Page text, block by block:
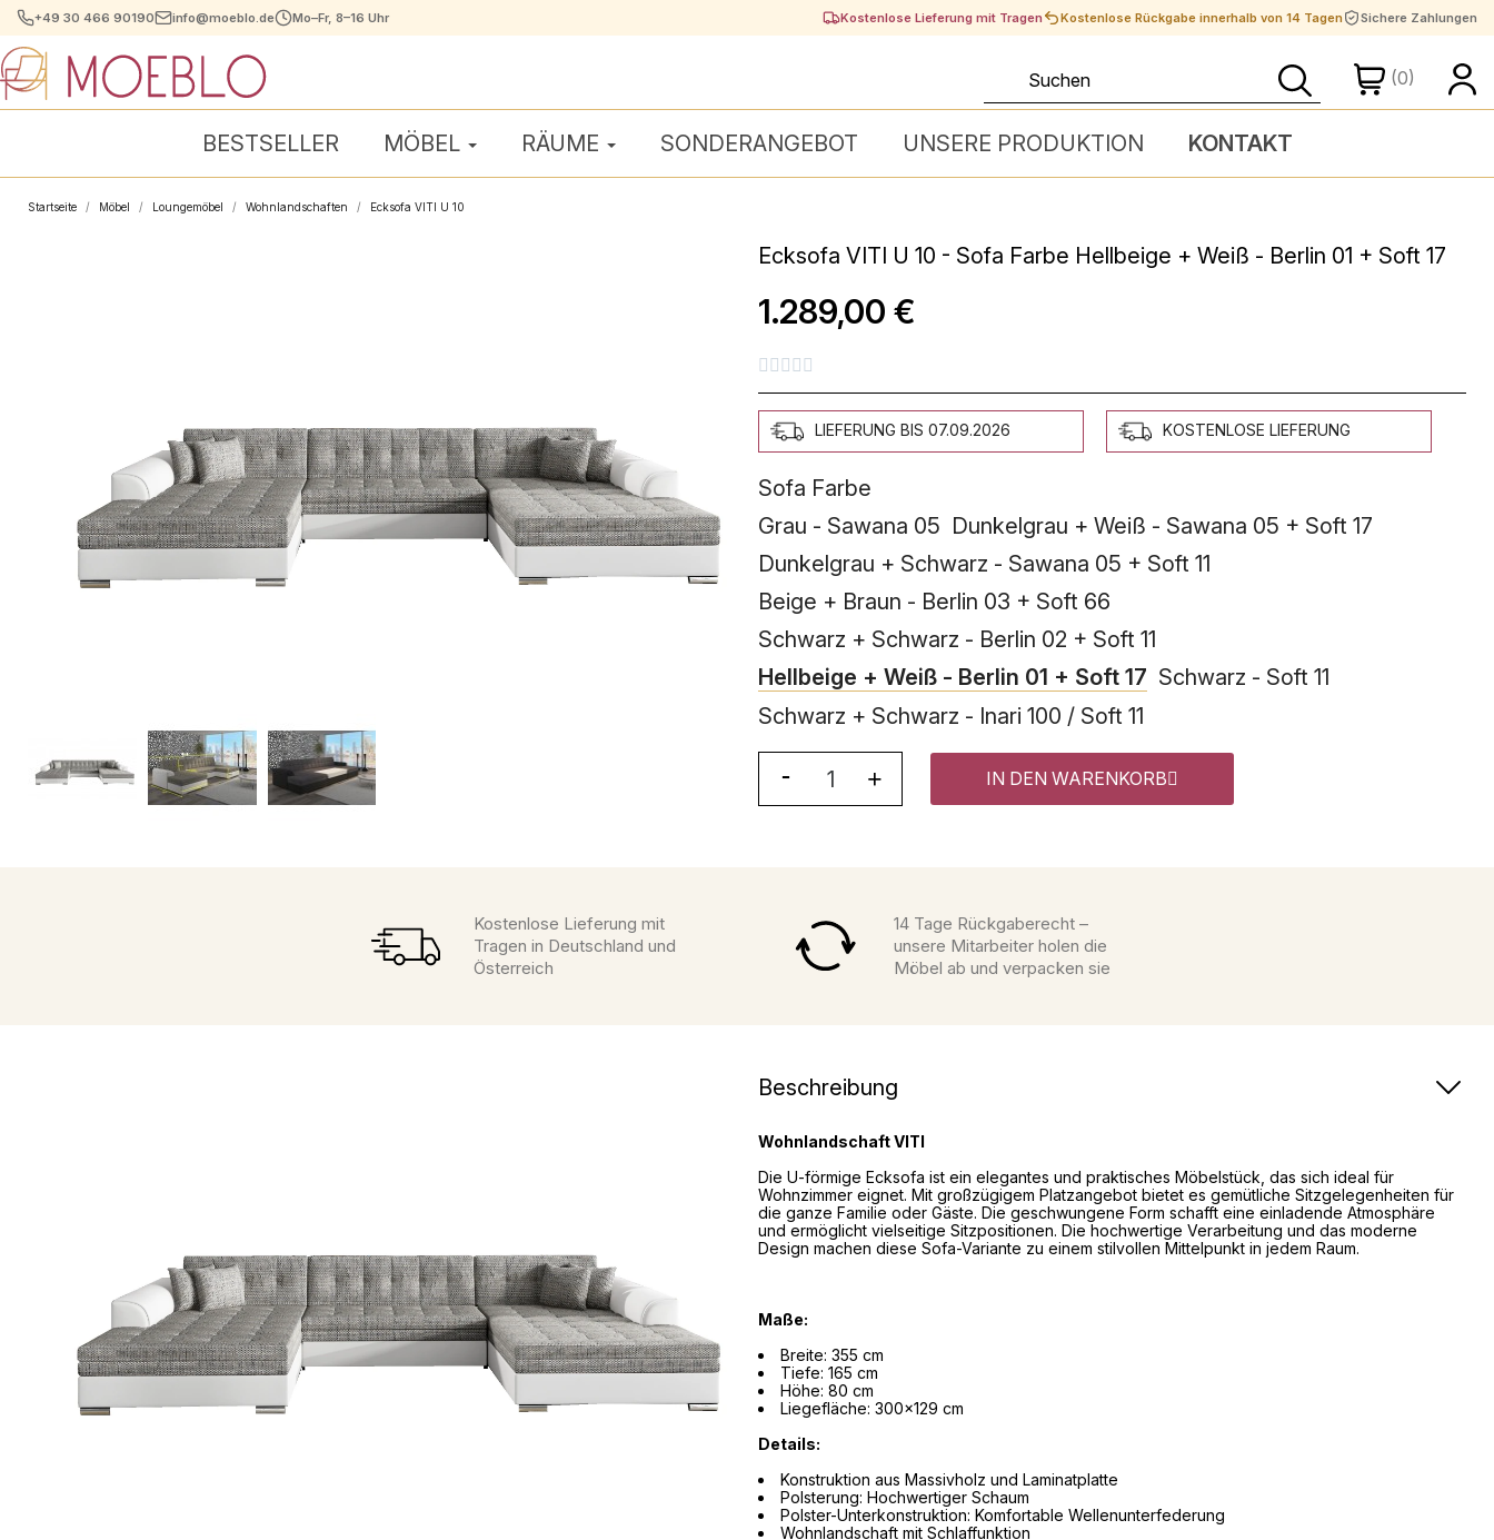
+49 30 466 90190 info@moeblo.de Mo–Fr, 8–16 Uhr Kostenlose Lieferung mit Tragen Kostenlose Rückgabe innerhalb von 14 Tagen Sichere Zahlungen
(0)
BESTSELLER MÖBEL RÄUME SONDERANGEBOT UNSERE PRODUKTION KONTAKT
Startseite Möbel Loungemöbel Wohnlandschaften Ecksofa VITI U 10
Ecksofa VITI U 10 - Sofa Farbe Hellbeige + Weiß - Berlin 01 + Soft 17
1.289,00 €
    
LIEFERUNG BIS 07.09.2026 KOSTENLOSE LIEFERUNG
Sofa Farbe
Grau - Sawana 05 Dunkelgrau + Weiß - Sawana 05 + Soft 17
Dunkelgrau + Schwarz - Sawana 05 + Soft 11
Beige + Braun - Berlin 03 + Soft 66
Schwarz + Schwarz - Berlin 02 + Soft 11
Hellbeige + Weiß - Berlin 01 + Soft 17 Schwarz - Soft 11
Schwarz + Schwarz - Inari 100 / Soft 11
IN DEN WARENKORB
Kostenlose Lieferung mit
Tragen in Deutschland und
Österreich
14 Tage Rückgaberecht –
unsere Mitarbeiter holen die
Möbel ab und verpacken sie
Beschreibung
Wohnlandschaft VITI
Die U-förmige Ecksofa ist ein elegantes und praktisches Möbelstück, das sich ideal für
Wohnzimmer eignet. Mit großzügigem Platzangebot bietet es gemütliche Sitzgelegenheiten für
die ganze Familie oder Gäste. Die geschwungene Form schafft eine einladende Atmosphäre
und ermöglicht vielseitige Sitzpositionen. Die hochwertige Verarbeitung und das moderne
Design machen diese Sofa-Variante zu einem stilvollen Mittelpunkt in jedem Raum.
Maße:
Breite: 355 cm
Tiefe: 165 cm
Höhe: 80 cm
Liegefläche: 300x129 cm
Details:
Konstruktion aus Massivholz und Laminatplatte
Polsterung: Hochwertiger Schaum
Polster-Unterkonstruktion: Komfortable Wellenunterfederung
Wohnlandschaft mit Schlaffunktion